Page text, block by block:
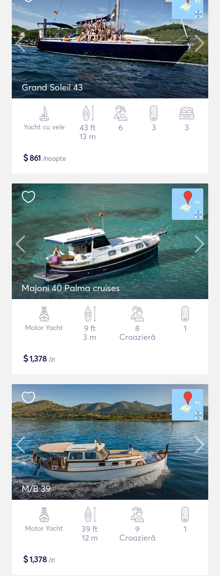
Grand Soleil 43
Yacht cu vele
43 ft
13 m
6 3 3
$861 /noapte
Majoni 40 Palma cruises
Motor Yacht
9 ft
3 m
8
Croazieră
1
$1,378 /zi
M/B 39
Motor Yacht
39 ft
12 m
9
Croazieră
1
$1,378 /zi